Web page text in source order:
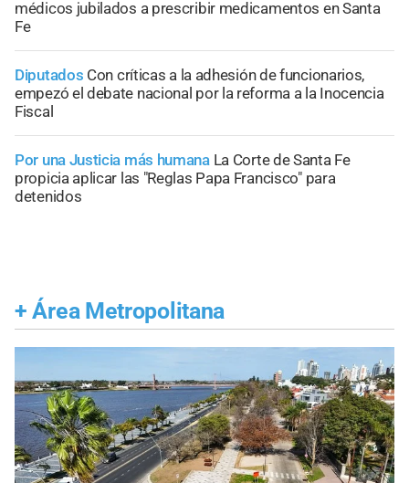
médicos jubilados a prescribir medicamentos en Santa
Fe
Diputados Con críticas a la adhesión de funcionarios,
empezó el debate nacional por la reforma a la Inocencia
Fiscal
Por una Justicia más humana La Corte de Santa Fe
propicia aplicar las "Reglas Papa Francisco" para
detenidos
+ Área Metropolitana